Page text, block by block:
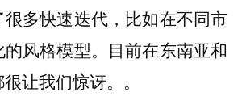
多快速迭代，比如在不同市
风格模型。目前在东南亚和
让我们惊讶。。